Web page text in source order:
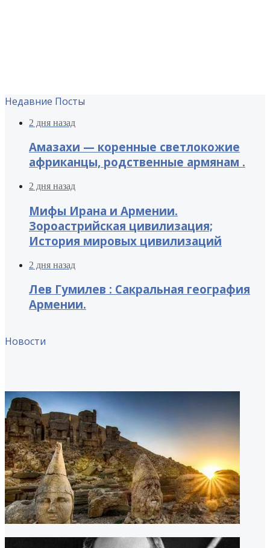
Недавние Посты
2 дня назад
Амазахи — коренные светлокожие
африканцы, родственные армянам .
2 дня назад
Мифы Ирана и Армении.
Зороастрийская цивилизация;
История мировых цивилизаций
2 дня назад
Лев Гумилев : Сакральная география
Армении.
Новости